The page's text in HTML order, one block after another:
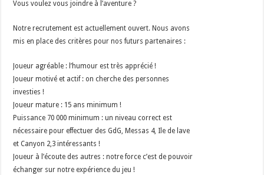
Vous voulez vous joindre à l’aventure ?
Notre recrutement est actuellement ouvert. Nous avons
mis en place des critères pour nos futurs partenaires :
Joueur agréable : l’humour est très apprécié !
Joueur motivé et actif : on cherche des personnes
investies !
Joueur mature : 15 ans minimum !
Puissance 70 000 minimum : un niveau correct est
nécessaire pour effectuer des GdG, Messas 4, Ile de lave
et Canyon 2,3 intéressants !
Joueur à l’écoute des autres : notre force c’est de pouvoir
échanger sur notre expérience du jeu !